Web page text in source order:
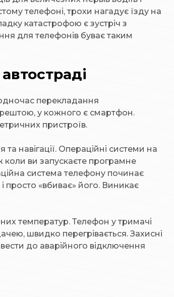
телефоні, трохи нагадує їзду на
катастрофою є зустріч з
для телефонів буває таким
перекладання
у кожного є смартфон.
пристроїв.
навігації. Операційні системи на
коли ви запускаєте програмне
система телефону починає
просто «вбиває» його. Виникає
температур. Телефон у тримачі
швидко перегрівається. Захисні
до аварійного відключення